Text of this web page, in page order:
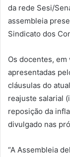
da rede Sesi/
assembleia
Sindicato dos
Os docentes, em
apresentadas
cláusulas do
reajuste salarial
reposição da
divulgado nas
“A Assembleia